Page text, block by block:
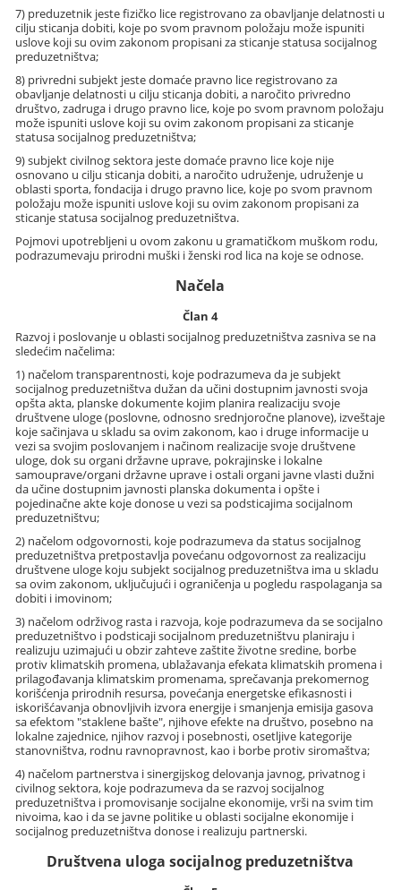
7) preduzetnik jeste fizičko lice registrovano za obavljanje delatnosti u
cilju sticanja dobiti, koje po svom pravnom položaju može ispuniti
uslove koji su ovim zakonom propisani za sticanje statusa socijalnog
preduzetništva;
8) privredni subjekt jeste domaće pravno lice registrovano za
obavljanje delatnosti u cilju sticanja dobiti, a naročito privredno
društvo, zadruga i drugo pravno lice, koje po svom pravnom položaju
može ispuniti uslove koji su ovim zakonom propisani za sticanje
statusa socijalnog preduzetništva;
9) subjekt civilnog sektora jeste domaće pravno lice koje nije
osnovano u cilju sticanja dobiti, a naročito udruženje, udruženje u
oblasti sporta, fondacija i drugo pravno lice, koje po svom pravnom
položaju može ispuniti uslove koji su ovim zakonom propisani za
sticanje statusa socijalnog preduzetništva.
Pojmovi upotrebljeni u ovom zakonu u gramatičkom muškom rodu,
podrazumevaju prirodni muški i ženski rod lica na koje se odnose.
Načela
Član 4
Razvoj i poslovanje u oblasti socijalnog preduzetništva zasniva se na
sledećim načelima:
1) načelom transparentnosti, koje podrazumeva da je subjekt
socijalnog preduzetništva dužan da učini dostupnim javnosti svoja
opšta akta, planske dokumente kojim planira realizaciju svoje
društvene uloge (poslovne, odnosno srednjoročne planove), izveštaje
koje sačinjava u skladu sa ovim zakonom, kao i druge informacije u
vezi sa svojim poslovanjem i načinom realizacije svoje društvene
uloge, dok su organi državne uprave, pokrajinske i lokalne
samouprave/organi državne uprave i ostali organi javne vlasti dužni
da učine dostupnim javnosti planska dokumenta i opšte i
pojedinačne akte koje donose u vezi sa podsticajima socijalnom
preduzetništvu;
2) načelom odgovornosti, koje podrazumeva da status socijalnog
preduzetništva pretpostavlja povećanu odgovornost za realizaciju
društvene uloge koju subjekt socijalnog preduzetništva ima u skladu
sa ovim zakonom, uključujući i ograničenja u pogledu raspolaganja sa
dobiti i imovinom;
3) načelom održivog rasta i razvoja, koje podrazumeva da se socijalno
preduzetništvo i podsticaji socijalnom preduzetništvu planiraju i
realizuju uzimajući u obzir zahteve zaštite životne sredine, borbe
protiv klimatskih promena, ublažavanja efekata klimatskih promena i
prilagođavanja klimatskim promenama, sprečavanja prekomernog
korišćenja prirodnih resursa, povećanja energetske efikasnosti i
iskorišćavanja obnovljivih izvora energije i smanjenja emisija gasova
sa efektom "staklene bašte", njihove efekte na društvo, posebno na
lokalne zajednice, njihov razvoj i posebnosti, osetljive kategorije
stanovništva, rodnu ravnopravnost, kao i borbe protiv siromaštva;
4) načelom partnerstva i sinergijskog delovanja javnog, privatnog i
civilnog sektora, koje podrazumeva da se razvoj socijalnog
preduzetništva i promovisanje socijalne ekonomije, vrši na svim tim
nivoima, kao i da se javne politike u oblasti socijalne ekonomije i
socijalnog preduzetništva donose i realizuju partnerski.
Društvena uloga socijalnog preduzetništva